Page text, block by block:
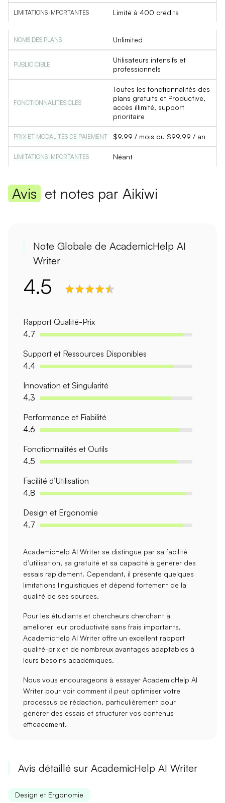
Limité à 400 crédits
Unlimited
Utilisateurs intensifs et
professionnels
Toutes les fonctionnalités des
plans gratuits et Productive,
accès illimité, support
prioritaire
$9.99 / mois ou $99.99 / an
Néant
Avis et notes par Aikiwi
Note Globale de AcademicHelp AI
Writer
4.5
Rapport Qualité-Prix
4.7
Support et Ressources Disponibles
4.4
Innovation et Singularité
4.3
Performance et Fiabilité
4.6
Fonctionnalités et Outils
4.5
Facilité d’Utilisation
4.8
Design et Ergonomie
4.7
AcademicHelp AI Writer se distingue par safacilité
d’utilisation, sa gratuité et sa capacité à générer des
essais rapidement. Cependant, il présente quelques
limitations linguistiques et dépend fortement de la
qualité de ses sources.
Pour les étudiants et chercheurs cherchant à
améliorer leur productivité sans frais importants,
AcademicHelp AI Writer offre un excellent rapport
qualité-prix et de nombreux avantages adaptables à
leurs besoins académiques.
Nous vous encourageons à essayer AcademicHelp AI
Writer pour voir comment il peut optimiser votre
processus de rédaction, particulièrement pour
générer des essais et structurer vos contenus
efficacement.
Avis détaillé sur AcademicHelp AI Writer
Design et Ergonomie